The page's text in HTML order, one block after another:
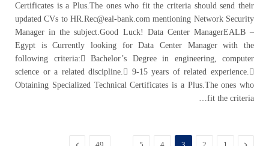
Certificates is a Plus.The ones who fit the criteria should send their
updated CVs to HR.Rec@eal-bank.com mentioning Network Security
Manager in the subject.Good Luck! Data Center ManagerEALB –
Egypt is Currently looking for Data Center Manager with the
following criteria: Bachelor’s Degree in engineering, computer
science or a related discipline. 9-15 years of related experience.
Obtaining Specialized Technical Certificates is a Plus.The ones who
fit the criteria…
السابق التالي